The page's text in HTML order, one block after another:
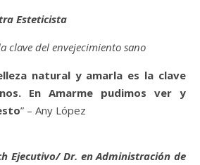
Esteticista
clave del envejecimiento sano
natural y amarla es la clave
En Amarme pudimos ver y
” – Any López
Ejecutivo/ Dr. en Administración de